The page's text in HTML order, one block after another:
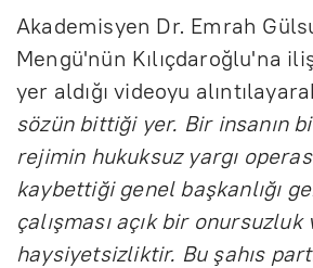
Akademisyen Dr. Emrah
Mengü'nün Kılıçdaroğlu'na
yer aldığı videoyu
sözün bittiği yer. Bir insanın
rejimin hukuksuz yargı
kaybettiği genel başkanlığı
çalışması açık bir onursuzluk
haysiyetsizliktir. Bu şahıs